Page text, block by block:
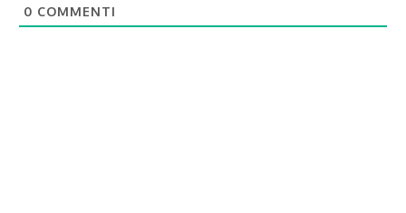
0 COMMENTI